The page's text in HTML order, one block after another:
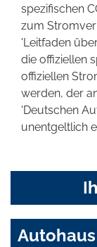
spezifischen
zum
'Leitfaden
die offiziellen
offiziellen
werden, der
'Deutschen
unentgeltlich